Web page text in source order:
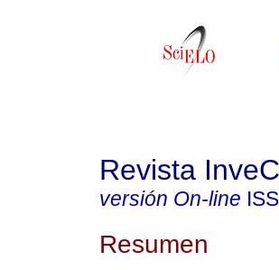
Revista
versión On-line
Resumen